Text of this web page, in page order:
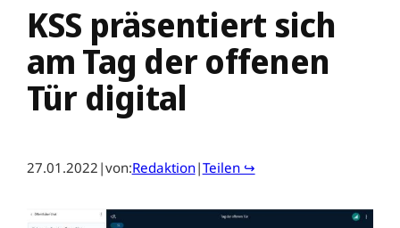
KSS präsentiert sich
am Tag der offenen
Tür digital
27.01.2022 |von:Redaktion|Teilen ↪